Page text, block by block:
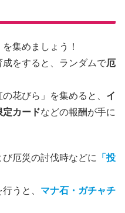
を集めましょう！
をすると、ランダムで厄
花びら」を集めると、 イ
定カードなどの報酬が手に
厄災の討伐時などに 「投
うと、 マナ石・ガチャチ